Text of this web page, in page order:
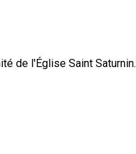
de l'Église Saint Saturnin.